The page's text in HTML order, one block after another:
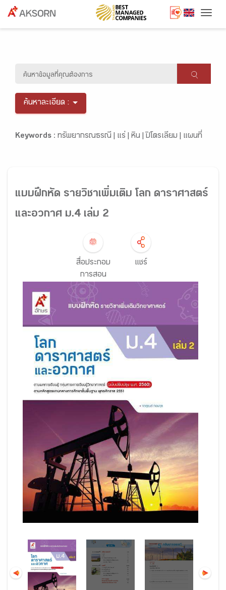
ค้นหาละเอียด :
Keywords : ทรัพยากรณธรณี | แร่ | หิน | ปิโตรเลียม | แผนที่
แบบฝึกหัด รายวิชาเพิ่มเติม โลก ดาราศาสตร์
และอวกาศ ม.4 เล่ม 2
สื่อประกอบ
การสอน
แชร์